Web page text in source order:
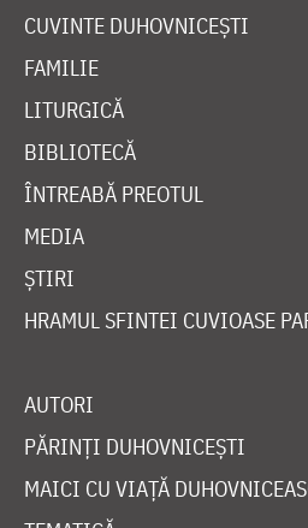
CUVINTE DUHOVNICEȘTI
FAMILIE
LITURGICĂ
BIBLIOTECĂ
ÎNTREABĂ PREOTUL
MEDIA
ȘTIRI
HRAMUL SFINTEI CUVIOASE
AUTORI
PĂRINȚI DUHOVNICEȘTI
MAICI CU VIAȚĂ